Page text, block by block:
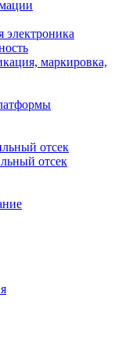
электроника
маркировка,
отсек
отсек